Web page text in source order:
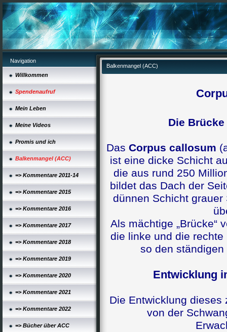
Navigation
Willkommen
Spendenaufruf
Mein Leben
Meine Videos
Promis und ich
Balkenmangel (ACC)
=> Kommentare 2011-14
=> Kommentare 2015
=> Kommentare 2016
=> Kommentare 2017
=> Kommentare 2018
=> Kommentare 2019
=> Kommentare 2020
=> Kommentare 2021
=> Kommentare 2022
=> Bücher über ACC
Balkenmangel (ACC)
Die
Das Corpus callosum
ist eine dicke Schicht
die aus rund 250
bildet das Dach der
dünnen Schicht grauer
Als mächtige „Brücke“
die linke und die
so den
Entwicklung
Die Entwicklung
von der